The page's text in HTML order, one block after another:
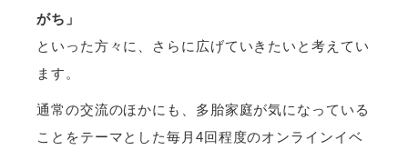
がち」
といった方々に、さらに広げていきたいと考えてい
ます。
通常の交流のほかにも、多胎家庭が気になっている
ことをテーマとした毎月4回程度のオンラインイベ